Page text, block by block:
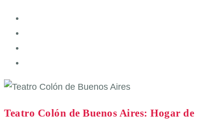
Teatro Colón de Buenos Aires: Hogar de